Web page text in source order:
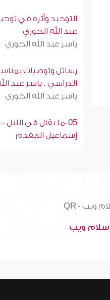
التوحيد وأثره في
عبد الله الحوري
ياسر عبد الله الحوري
رسائل وتوصيات
الدراسي . ياسر عبد
ياسر عبد الله الحوري
05-ما يقال فى
إسماعيل المقدم
ويب